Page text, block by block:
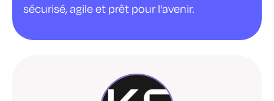
sécurisé, agile et prêt pour l'avenir.